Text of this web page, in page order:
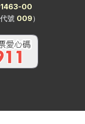
00
號 009）